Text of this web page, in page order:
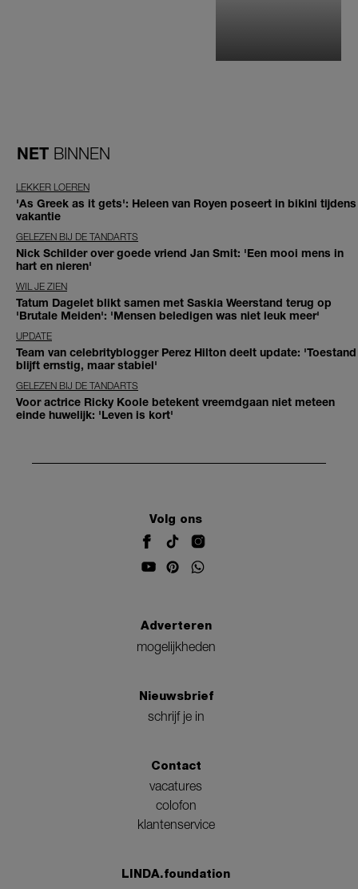
NET BINNEN
LEKKER LOEREN
'As Greek as it gets': Heleen van Royen poseert in bikini tijdens
vakantie
GELEZEN BIJ DE TANDARTS
Nick Schilder over goede vriend Jan Smit: 'Een mooi mens in
hart en nieren'
WIL JE ZIEN
Tatum Dagelet blikt samen met Saskia Weerstand terug op
'Brutale Meiden': 'Mensen beledigen was niet leuk meer'
UPDATE
Team van celebrityblogger Perez Hilton deelt update: 'Toestand
blijft ernstig, maar stabiel'
GELEZEN BIJ DE TANDARTS
Voor actrice Ricky Koole betekent vreemdgaan niet meteen
einde huwelijk: 'Leven is kort'
Volg ons
Adverteren
mogelijkheden
Nieuwsbrief
schrijf je in
Contact
vacatures
colofon
klantenservice
LINDA.foundation